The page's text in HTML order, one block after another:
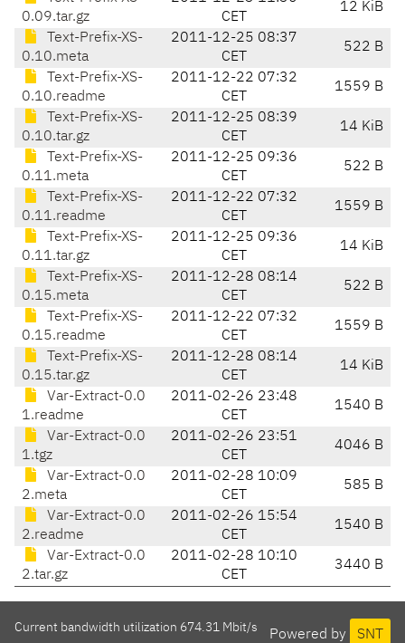
0.09.tar.gz
CET
12 KiB
Text-Prefix-XS-
0.10.meta
2011-12-25 08:37
CET
522 B
Text-Prefix-XS-
0.10.readme
2011-12-22 07:32
CET
1559 B
Text-Prefix-XS-
0.10.tar.gz
2011-12-25 08:39
CET
14 KiB
Text-Prefix-XS-
0.11.meta
2011-12-25 09:36
CET
522 B
Text-Prefix-XS-
0.11.readme
2011-12-22 07:32
CET
1559 B
Text-Prefix-XS-
0.11.tar.gz
2011-12-25 09:36
CET
14 KiB
Text-Prefix-XS-
0.15.meta
2011-12-28 08:14
CET
522 B
Text-Prefix-XS-
0.15.readme
2011-12-22 07:32
CET
1559 B
Text-Prefix-XS-
0.15.tar.gz
2011-12-28 08:14
CET
14 KiB
Var-Extract-0.0
1.readme
2011-02-26 23:48
CET
1540 B
Var-Extract-0.0
1.tgz
2011-02-26 23:51
CET
4046 B
Var-Extract-0.0
2.meta
2011-02-28 10:09
CET
585 B
Var-Extract-0.0
2.readme
2011-02-26 15:54
CET
1540 B
Var-Extract-0.0
2.tar.gz
2011-02-28 10:10
CET
3440 B
Powered by SNT
Current bandwidth utilization 674.31 Mbit/s